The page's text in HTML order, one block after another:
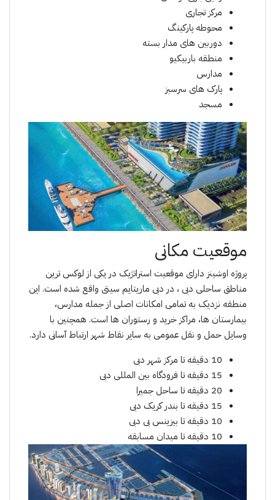
مرکز تجاری
محوطه پارکینگ
دوربین های مدار بسته
منطقه باربیکیو
مدارس
پارک های سرسبز
مسجد
موقعیت مکانی
پروژه اوشینز دارای موقعیت استراتژیک در یکی از لوکس ترین
مناطق ساحلی دبی ، در دبی ماریتایم سیتی واقع شدە است. این
منطقه نزدیک به تمامی امکانات اصلی از جمله مدارس،
بیمارستان ها، مراکز خرید و رستوران ها است. همچنین با
وسایل حمل و نقل عمومی به سایر نقاط شهر ارتباط آسانی دارد.
10 دقیقە تا
مرکز شهر دبی
15 دقیقە تا فرودگاه بین المللی دبی
20 دقیقە تا ساحل جمیرا
15 دقیقە تا بندر کریک دبی
10 دقیقه تا
بیزینس بی دبی
10 دقیقە تا میدان مسابقه